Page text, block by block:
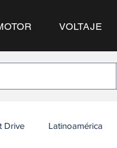
VOLTAJE
Drive Latinoamérica